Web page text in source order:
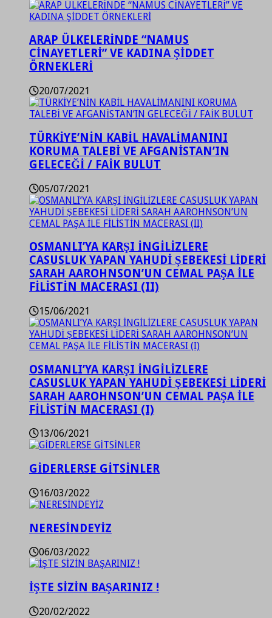
ARAP ÜLKELERİNDE “NAMUS
CİNAYETLERİ” VE KADINA ŞİDDET
ÖRNEKLERİ
20/07/2021
TÜRKİYE’NİN KABİL HAVALİMANINI
KORUMA TALEBİ VE AFGANİSTAN’IN
GELECEĞİ / FAİK BULUT
05/07/2021
OSMANLI’YA KARŞI İNGİLİZLERE
CASUSLUK YAPAN YAHUDİ ŞEBEKESİ LİDERİ
SARAH AAROHNSON’UN CEMAL PAŞA İLE
FİLİSTİN MACERASI (II)
15/06/2021
OSMANLI’YA KARŞI İNGİLİZLERE
CASUSLUK YAPAN YAHUDİ ŞEBEKESİ LİDERİ
SARAH AAROHNSON’UN CEMAL PAŞA İLE
FİLİSTİN MACERASI (I)
13/06/2021
GİDERLERSE GİTSİNLER
16/03/2022
NERESİNDEYİZ
06/03/2022
İŞTE SİZİN BAŞARINIZ !
20/02/2022